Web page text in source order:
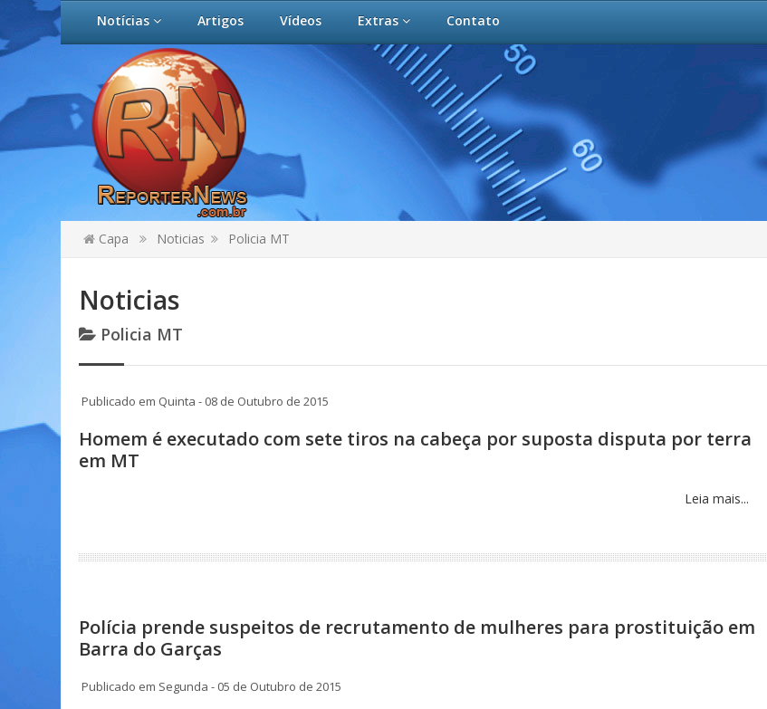
Notícias Artigos Vídeos Extras Contato
Capa Noticias Policia MT
Noticias
Policia MT
Publicado em Quinta - 08 de Outubro de 2015
Homem é executado com sete tiros na cabeça por suposta disputa por terra
em MT
Leia mais...
Polícia prende suspeitos de recrutamento de mulheres para prostituição em
Barra do Garças
Publicado em Segunda - 05 de Outubro de 2015